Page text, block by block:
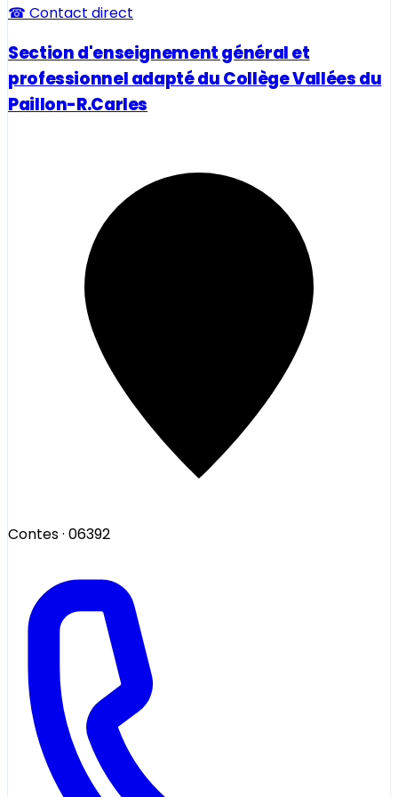
☎ Contact direct
Section d'enseignement général et
professionnel adapté du Collège Vallées du
Paillon-R.Carles
Contes· 06392